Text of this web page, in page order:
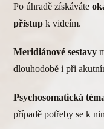
Po úhradě získáváte
přístup k videím.
Meridiánové sestavy
dlouhodobě i při
Psychosomatická
případě potřeby se k